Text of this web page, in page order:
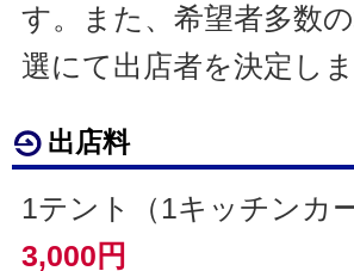
す。また、希望者多数
選にて出店者を決定しま
出店料
1テント（1キッチンカ
3,000円